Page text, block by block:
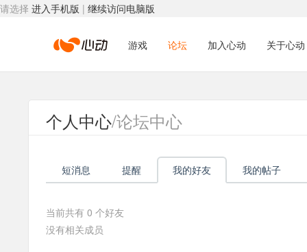
请选择 进入手机版 | 继续访问电脑版
心
动
络
游戏 论坛 加入心动 关于心动
个人中心/论坛中心
短消息 提醒 我的好友 我的帖子
当前共有 0 个好友
没有相关成员